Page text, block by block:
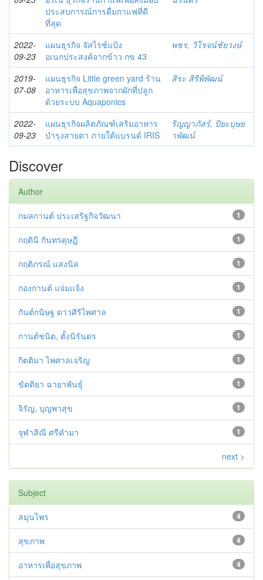
ประสบการณ์การดื่มกาแฟที่ดี
ที่สุด
2022-
09-23
แผนธุรกิจ จัสไรซ์แป้ง
อเนกประสงค์จากข้าว กข 43
พชร, วิโรจน์ชัยวงษ์
2019-
07-08
แผนธุรกิจ Little green yard ร้าน
อาหารเพื่อสุขภาพจากผักที่ปลูก
ด้วยระบบ Aquaponics
สิระ สิริพิพัฒน์
2022-
09-23
แผนธุรกิจผลิตภัณฑ์เสริมอาหาร
บำรุงสายตา ภายใต้แบรนด์ IRIS
ริญญาภัสร์, ปิยะบุษย
าพัฒน์
Discover
Author
1
กมลกานต์ ประเสริฐกิจวัฒนา
1
กฤตินี กันทรดุษฎี
1
กฤติภรณ์ แสงนิล
1
กองกานต์ แจ่มแจ้ง
1
กันต์กนิษฐ ดาวศิริไพศาล
1
กานต์ชนิต, ตั้งนิรันดร
1
กิตติมา ไพศาลเจริญ
1
ขัตติยา ฉายาพันธุ์
1
จิรัญ, บุญพาสุข
1
จุฬาสิณี ศรีคำมา
next >
Subject
4
สมุนไพร
4
สุขภาพ
4
อาหารเพื่อสุขภาพ